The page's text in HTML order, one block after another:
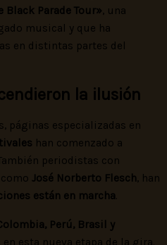
Black Parade Tour», una
musical y que ha
en distintas partes del
la ilusión
páginas especializadas en
han comenzado a
periodistas con
José Norberto Flesch, han
están en marcha.
Perú, Brasil y
esta nueva etapa de la gira.